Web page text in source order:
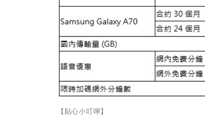
【貼心小叮嚀】